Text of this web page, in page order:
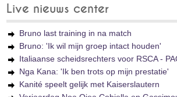
Live nieuws center
Bruno last training in na match
Bruno: 'Ik wil mijn groep intact houden'
Italiaanse scheidsrechters voor RSCA -
Nga Kana: 'Ik ben trots op mijn prestatie'
Kanité speelt gelijk met Kaiserslautern